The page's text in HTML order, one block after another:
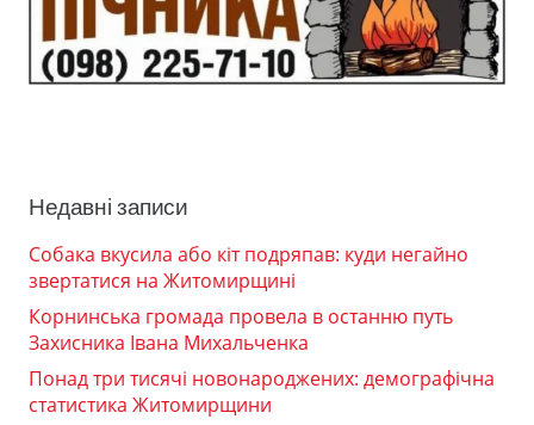
Недавні записи
Собака вкусила або кіт подряпав: куди негайно
звертатися на Житомирщині
Корнинська громада провела в останню путь
Захисника Івана Михальченка
Понад три тисячі новонароджених: демографічна
статистика Житомирщини